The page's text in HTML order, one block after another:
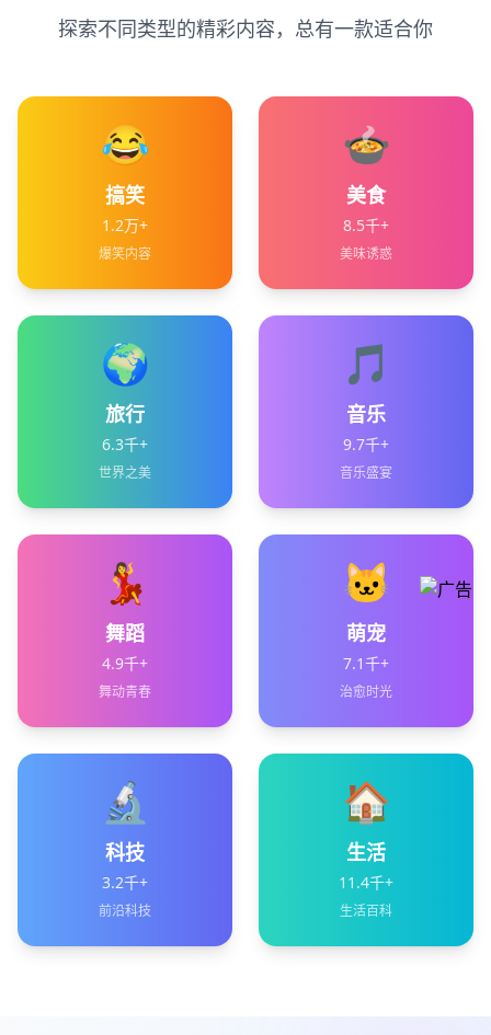
探索不同类型的精彩内容，总有一款适合你
😂
搞笑
1.2万+
爆笑内容
🍲
美食
8.5千+
美味诱惑
🌍
旅行
6.3千+
世界之美
🎵
音乐
9.7千+
音乐盛宴
💃
舞蹈
4.9千+
舞动青春
🐱
萌宠
7.1千+
治愈时光
🔬
科技
3.2千+
前沿科技
🏠
生活
11.4千+
生活百科